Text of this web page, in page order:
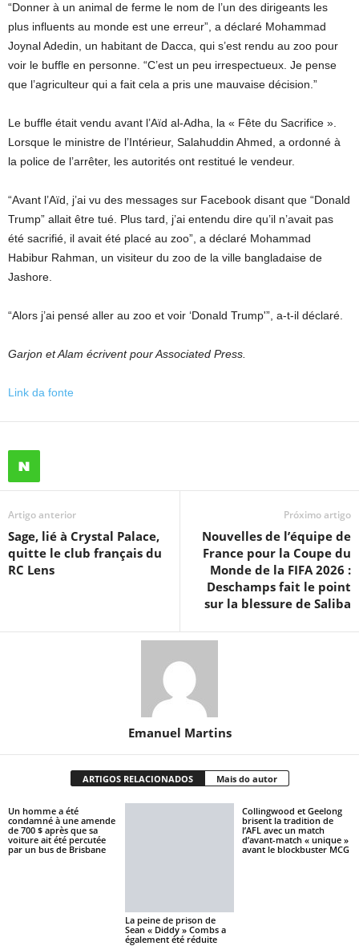
“Donner à un animal de ferme le nom de l’un des dirigeants les
plus influents au monde est une erreur”, a déclaré Mohammad
Joynal Adedin, un habitant de Dacca, qui s’est rendu au zoo pour
voir le buffle en personne. “C’est un peu irrespectueux. Je pense
que l’agriculteur qui a fait cela a pris une mauvaise décision.”
Le buffle était vendu avant l’Aïd al-Adha, la « Fête du Sacrifice ».
Lorsque le ministre de l’Intérieur, Salahuddin Ahmed, a ordonné à
la police de l’arrêter, les autorités ont restitué le vendeur.
“Avant l’Aïd, j’ai vu des messages sur Facebook disant que “Donald
Trump” allait être tué. Plus tard, j’ai entendu dire qu’il n’avait pas
été sacrifié, il avait été placé au zoo”, a déclaré Mohammad
Habibur Rahman, un visiteur du zoo de la ville bangladaise de
Jashore.
“Alors j’ai pensé aller au zoo et voir ‘Donald Trump'”, a-t-il déclaré.
Garjon et Alam écrivent pour Associated Press.
Link da fonte
Artigo anterior
Sage, lié à Crystal Palace,
quitte le club français du
RC Lens
Próximo artigo
Nouvelles de l’équipe de
France pour la Coupe du
Monde de la FIFA 2026 :
Deschamps fait le point
sur la blessure de Saliba
Emanuel Martins
ARTIGOS RELACIONADOS Mais do autor
Un homme a été
condamné à une amende
de 700 $ après que sa
voiture ait été percutée
par un bus de Brisbane
La peine de prison de
Sean « Diddy » Combs a
également été réduite
Collingwood et Geelong
brisent la tradition de
l’AFL avec un match
d’avant-match « unique »
avant le blockbuster MCG